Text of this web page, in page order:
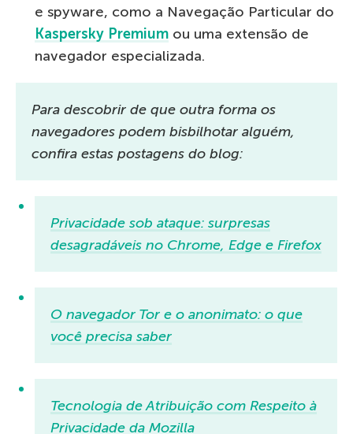
e spyware, como a Navegação Particular do
Kaspersky Premium ou uma extensão de
navegador especializada.
Para descobrir de que outra forma os
navegadores podem bisbilhotar alguém,
confira estas postagens do blog:
Privacidade sob ataque: surpresas
desagradáveis no Chrome, Edge e Firefox
O navegador Tor e o anonimato: o que
você precisa saber
Tecnologia de Atribuição com Respeito à
Privacidade da Mozilla